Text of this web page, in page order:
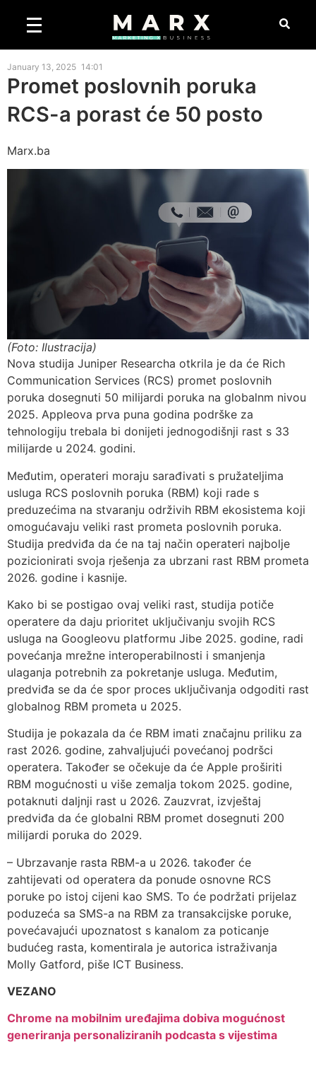
January 13, 2025 14:01
Promet poslovnih poruka
RCS-a porast će 50 posto
Marx.ba
(Foto: Ilustracija)
Nova studija Juniper Researcha otkrila je da će Rich
Communication Services (RCS) promet poslovnih
poruka dosegnuti 50 milijardi poruka na globalnm nivou
2025. Appleova prva puna godina podrške za
tehnologiju trebala bi donijeti jednogodišnji rast s 33
milijarde u 2024. godini.
Međutim, operateri moraju sarađivati ​​s pružateljima
usluga RCS poslovnih poruka (RBM) koji rade s
preduzećima na stvaranju održivih RBM ekosistema koji
omogućavaju veliki rast prometa poslovnih poruka.
Studija predviđa da će na taj način operateri najbolje
pozicionirati svoja rješenja za ubrzani rast RBM prometa
2026. godine i kasnije.
Kako bi se postigao ovaj veliki rast, studija potiče
operatere da daju prioritet uključivanju svojih RCS
usluga na Googleovu platformu Jibe 2025. godine, radi
povećanja mrežne interoperabilnosti i smanjenja
ulaganja potrebnih za pokretanje usluga. Međutim,
predviđa se da će spor proces uključivanja odgoditi rast
globalnog RBM prometa u 2025.
Studija je pokazala da će RBM imati značajnu priliku za
rast 2026. godine, zahvaljujući povećanoj podršci
operatera. Također se očekuje da će Apple proširiti
RBM mogućnosti u više zemalja tokom 2025. godine,
potaknuti daljnji rast u 2026. Zauzvrat, izvještaj
predviđa da će globalni RBM promet dosegnuti 200
milijardi poruka do 2029.
– Ubrzavanje rasta RBM-a u 2026. također će
zahtijevati od operatera da ponude osnovne RCS
poruke po istoj cijeni kao SMS. To će podržati prijelaz
poduzeća sa SMS-a na RBM za transakcijske poruke,
povećavajući upoznatost s kanalom za poticanje
budućeg rasta, komentirala je autorica istraživanja
Molly Gatford, piše ICT Business.
VEZANO
Chrome na mobilnim uređajima dobiva mogućnost
generiranja personaliziranih podcasta s vijestima